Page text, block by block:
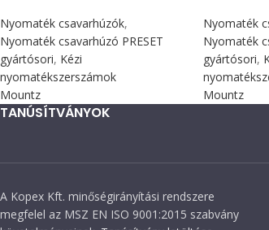
Nyomaték csavarhúzók,
Nyomaték csavarhúzó PRESET
gyártósori, Kézi
nyomatékszerszámok
Mountz
Nyomaték
Nyomaték
gyártósori,
Mountz
TANÚSÍTVÁNYOK
A Kopex Kft. minőségirányítási rendszere
megfelel az MSZ EN ISO 9001:2015 szabvány